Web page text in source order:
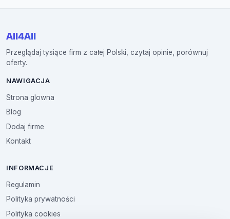
All4All
Przeglądaj tysiące firm z całej Polski, czytaj opinie, porównuj
oferty.
NAWIGACJA
Strona glowna
Blog
Dodaj firme
Kontakt
INFORMACJE
Regulamin
Polityka prywatności
Polityka cookies